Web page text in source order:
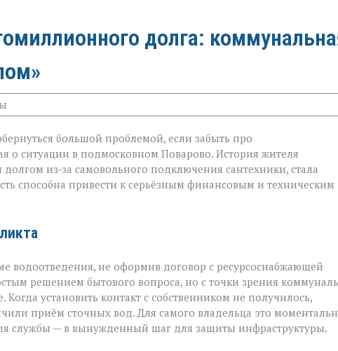
долга:
большой проблемой, если забыть про
о ситуации в подмосковном Поварово. История жителя
из‑за самовольного подключения сантехники, стала
способна привести к серьёзным финансовым и техническим
водоотведения, не оформив договор с ресурсоснабжающей
решением бытового вопроса, но с точки зрения
установить контакт с собственником не получилось,
приём сточных вод. Для самого владельца это
службы — в вынужденный шаг для защиты инфраструктуры.